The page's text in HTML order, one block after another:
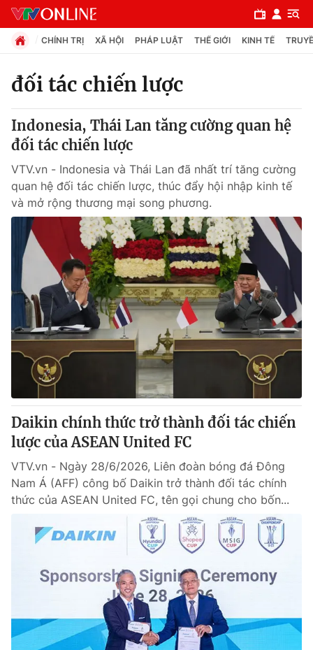
Chuyên mục
Chính trị
Xã hội
Pháp luật
Y tế
Thế giới
Tin tức
Thế giới đó đây
Câu chuyện quốc tế
Kinh tế
Tài chính
Thị trường
Góc doanh nghiệp
Dữ liệu và đời sống
Truyền hình
Phim VTV
Hậu trường
Nhân vật
Khán giả
Giải trí
Điện ảnh
Đời sống
Du lịch
Chất lượng cuộc sống
Giáo dục
Tuyển sinh
Công nghệ
Hitech Công nghệ tương lai
Sản phẩm
Giao lưu trực tuyến
CHÍNH TRỊ XÃ HỘI PHÁP LUẬT THẾ GIỚI KINH TẾ
đối tác chiến lược
Indonesia, Thái Lan tăng cường quan hệ
đối tác chiến lược
VTV.vn - Indonesia và Thái Lan đã nhất trí tăng cường
quan hệ đối tác chiến lược, thúc đẩy hội nhập kinh tế
và mở rộng thương mại song phương.
Daikin chính thức trở thành đối tác chiến
lược của ASEAN United FC
VTV.vn - Ngày 28/6/2026, Liên đoàn bóng đá Đông
Nam Á (AFF) công bố Daikin trở thành đối tác chính
thức của ASEAN United FC, tên gọi chung cho bốn...